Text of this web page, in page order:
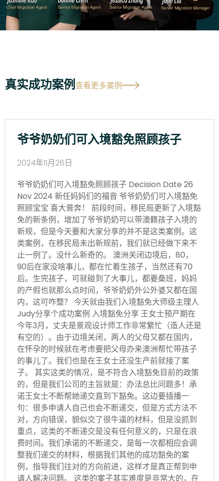
真实成功案例查看更多案例
爷爷奶奶们可入境豁免照顾孩子
2024年11月26日
爷爷奶奶们可入境豁免照顾孩子 Decision Date 26
Nov 2024 新任妈妈们的福音 爷爷奶奶们可入境豁免
照顾宝宝 喜大普奔！ 前段时间，移民局更新了入境豁
免的新条例，增加了爷爷奶奶可以带澳籍孩子入境的
新规，但是今天要和大家分享的并不是这类案例。这
类案例，在移民局未出新规前，我们就已经做下来不
止一例了。没什么新奇的。 澳洲关闭边境后，80，
90后在家没啥事儿，都在忙着生孩子，当然还有70
后。生完孩子，可就碰到了大事儿，都要桑班，妈妈
的产假也就那么点时间，爷爷奶奶外公外婆又都在国
内，这可咋整？ 今天就由我们入境豁免大师级主理人
Judy分享个成功案例 入境豁免分享 王女士预产期在
今年3月，丈夫是景观设计师工作非常繁忙（造人还是
有空的）。由于边境关闭，两人的父母又都在国内，
在怀孕的时候就在考虑要把父母办来澳洲帮忙带孩子
的事儿了。我们也是在王女士还没生产前就接了案
子。 其实这类的情况，是不符合入境豁免目前的政策
的，但是我们公司的主旨就是：办法总比问题多！承
诺王女士不断帮她递交直到下豁免。这边要插播一
句：很多申请人自己也会不断递交，但是方式方法不
对，方向错误，貌似交了很牛逼的材料，但是没抓到
重点，这类的不断递交是没有任何意义的，只是在浪
费时间。我们承诺的不断递交，是每一次都相应会调
整我们递交的材料，根据我们其他的成功豁免的案
例，指导我们往对的方向前进，这样才是真正帮到申
请人解决问题。 这类的案子其实难度是非常大的，在